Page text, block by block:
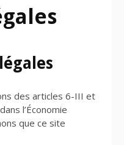
des articles 6-III et
l’Économie
que ce site